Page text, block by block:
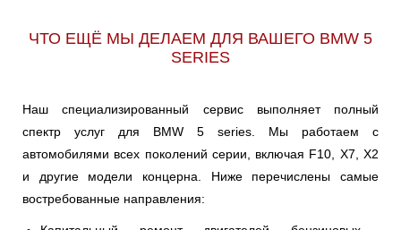
ЧТО ЕЩЁ МЫ ДЕЛАЕМ ДЛЯ ВАШЕГО BMW 5
SERIES
Наш специализированный сервис выполняет полный
спектр услуг для BMW 5 series. Мы работаем с
автомобилями всех поколений серии, включая F10, X7, X2
и другие модели концерна. Ниже перечислены самые
востребованные направления: